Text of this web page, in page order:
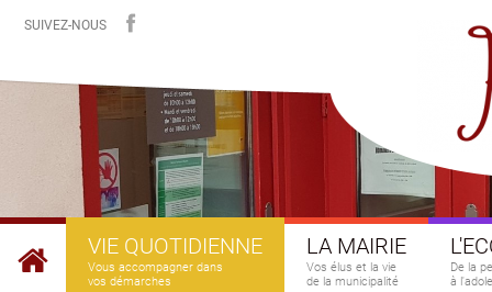
SUIVEZ-NOUS
VIE QUOTIDIENNE
Vous accompagner dans
vos démarches
LA MAIRIE
Vos élus et la vie
de la municipalité
De la
à